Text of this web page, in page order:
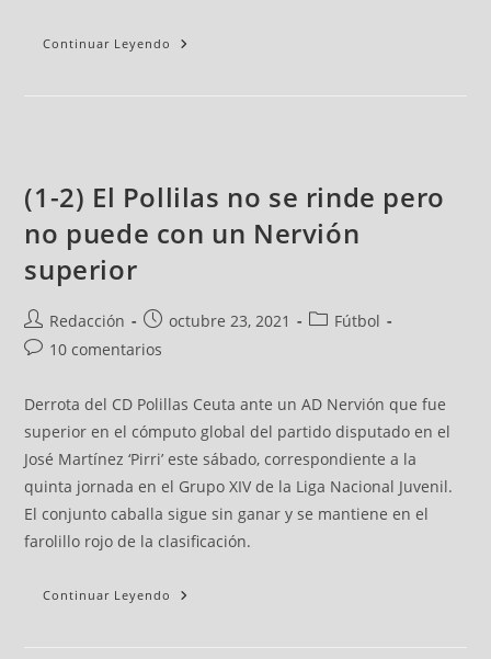
Continuar Leyendo
(1-2) El Pollilas no se rinde pero
no puede con un Nervión
superior
Redacción octubre 23, 2021
Fútbol
10 comentarios
Derrota del CD Polillas Ceuta ante un AD Nervión que fue
superior en el cómputo global del partido disputado en el
José Martínez ‘Pirri’ este sábado, correspondiente a la
quinta jornada en el Grupo XIV de la Liga Nacional Juvenil.
El conjunto caballa sigue sin ganar y se mantiene en el
farolillo rojo de la clasificación.
Continuar Leyendo